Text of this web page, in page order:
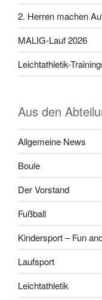
2. Herren machen
MALIG-Lauf 2026
Leichtathletik-
Aus den
Allgemeine News
Boule
Der Vorstand
Fußball
Kindersport – Fun
Laufsport
Leichtathletik